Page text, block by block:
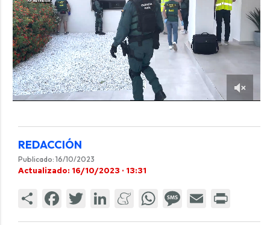
REDACCIÓN
Publicado: 16/10/2023
Actualizado: 16/10/2023 · 13:31